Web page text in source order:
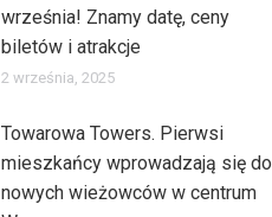
września! Znamy datę, ceny
biletów i atrakcje
2 września, 2025
Towarowa Towers. Pierwsi
mieszkańcy wprowadzają się do
nowych wieżowców w centrum